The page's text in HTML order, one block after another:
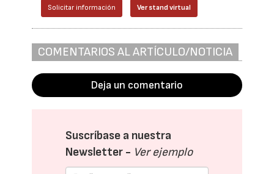
Solicitar información Ver stand virtual
COMENTARIOS AL ARTÍCULO/NOTICIA
Deja un comentario
Suscríbase a nuestra
Newsletter - Ver ejemplo